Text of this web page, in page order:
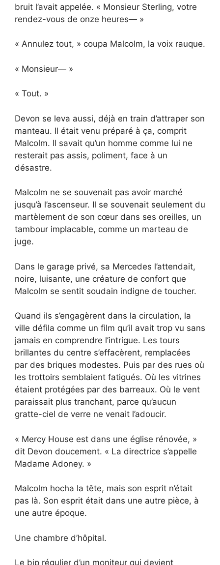
bruit l’avait appelée. « Monsieur Sterling, votre
rendez-vous de onze heures— »
« Annulez tout, » coupa Malcolm, la voix rauque.
« Monsieur— »
« Tout. »
Devon se leva aussi, déjà en train d’attraper son
manteau. Il était venu préparé à ça, comprit
Malcolm. Il savait qu’un homme comme lui ne
resterait pas assis, poliment, face à un
désastre.
Malcolm ne se souvenait pas avoir marché
jusqu’à l’ascenseur. Il se souvenait seulement du
martèlement de son cœur dans ses oreilles, un
tambour implacable, comme un marteau de
juge.
Dans le garage privé, sa Mercedes l’attendait,
noire, luisante, une créature de confort que
Malcolm se sentit soudain indigne de toucher.
Quand ils s’engagèrent dans la circulation, la
ville défila comme un film qu’il avait trop vu sans
jamais en comprendre l’intrigue. Les tours
brillantes du centre s’effacèrent, remplacées
par des briques modestes. Puis par des rues où
les trottoirs semblaient fatigués. Où les vitrines
étaient protégées par des barreaux. Où le vent
paraissait plus tranchant, parce qu’aucun
gratte-ciel de verre ne venait l’adoucir.
« Mercy House est dans une église rénovée, »
dit Devon doucement. « La directrice s’appelle
Madame Adoney. »
Malcolm hocha la tête, mais son esprit n’était
pas là. Son esprit était dans une autre pièce, à
une autre époque.
Une chambre d’hôpital.
Le bip régulier d’un moniteur qui devient